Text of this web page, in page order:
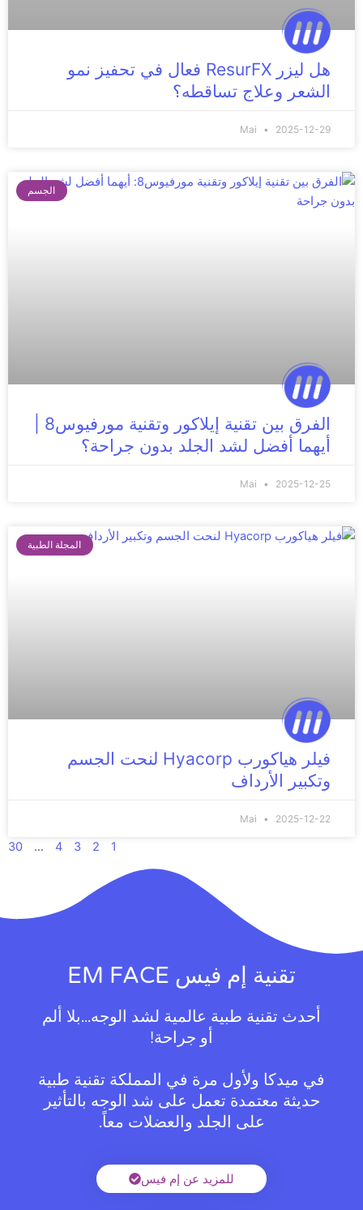
هل ليزر ResurFX فعال في تحفيز نمو
الشعر وعلاج تساقطه؟
Mai 2025-12-29
الجسم
أيهما أفضل لشد الجلد بدون جراحة؟
Mai 2025-12-25
المجلة الطبية
فيلر هياكورب Hyacorp لنحت الجسم
وتكبير الأرداف
Mai 2025-12-22
1
2
3
4
…
30
تقنية إم فيس EM FACE
أحدث تقنية طبية عالمية لشد الوجه...بلا ألم
أو جراحة!
في ميدكا ولأول مرة في المملكة تقنية طبية
حديثة معتمدة تعمل على شد الوجه بالتأثير
على الجلد والعضلات معاً.
للمزيد عن إم فيس